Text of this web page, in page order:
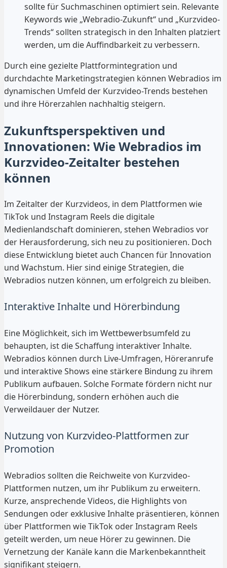
sollte für Suchmaschinen optimiert sein. Relevante
Keywords wie „Webradio-Zukunft“ und „Kurzvideo-
Trends“ sollten strategisch in den Inhalten platziert
werden, um die Auffindbarkeit zu verbessern.
Durch eine gezielte Plattformintegration und
durchdachte Marketingstrategien können Webradios im
dynamischen Umfeld der Kurzvideo-Trends bestehen
und ihre Hörerzahlen nachhaltig steigern.
Zukunftsperspektiven und
Innovationen: Wie Webradios im
Kurzvideo-Zeitalter bestehen
können
Im Zeitalter der Kurzvideos, in dem Plattformen wie
TikTok und Instagram Reels die digitale
Medienlandschaft dominieren, stehen Webradios vor
der Herausforderung, sich neu zu positionieren. Doch
diese Entwicklung bietet auch Chancen für Innovation
und Wachstum. Hier sind einige Strategien, die
Webradios nutzen können, um erfolgreich zu bleiben.
Interaktive Inhalte und Hörerbindung
Eine Möglichkeit, sich im Wettbewerbsumfeld zu
behaupten, ist die Schaffung interaktiver Inhalte.
Webradios können durch Live-Umfragen, Höreranrufe
und interaktive Shows eine stärkere Bindung zu ihrem
Publikum aufbauen. Solche Formate fördern nicht nur
die Hörerbindung, sondern erhöhen auch die
Verweildauer der Nutzer.
Nutzung von Kurzvideo-Plattformen zur
Promotion
Webradios sollten die Reichweite von Kurzvideo-
Plattformen nutzen, um ihr Publikum zu erweitern.
Kurze, ansprechende Videos, die Highlights von
Sendungen oder exklusive Inhalte präsentieren, können
über Plattformen wie TikTok oder Instagram Reels
geteilt werden, um neue Hörer zu gewinnen. Die
Vernetzung der Kanäle kann die Markenbekanntheit
signifikant steigern.